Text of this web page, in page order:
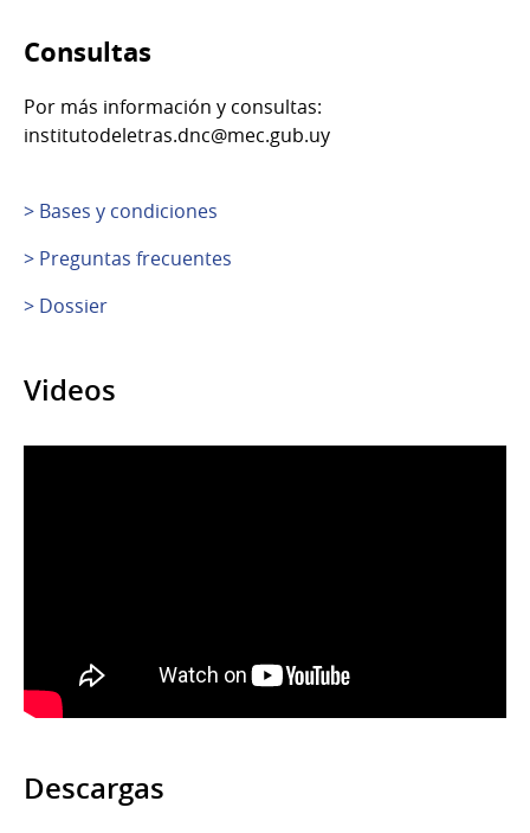
Consultas
Por más información y consultas:
institutodeletras.dnc@mec.gub.uy
> Bases y condiciones
> Preguntas frecuentes
> Dossier
Videos
Descargas